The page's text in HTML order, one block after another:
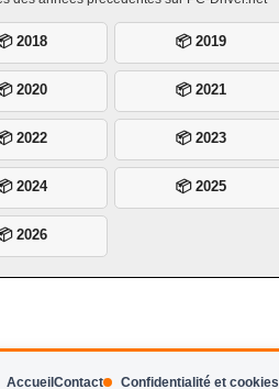
2018 📦 2019
2020 📦 2021
2022 📦 2023
2024 📦 2025
2026
Accueil Contact Confidentialité et cookies